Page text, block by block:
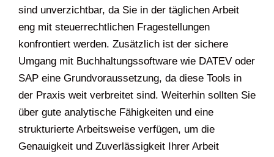
sind unverzichtbar, da Sie in der täglichen Arbeit
eng mit steuerrechtlichen Fragestellungen
konfrontiert werden. Zusätzlich ist der sichere
Umgang mit Buchhaltungssoftware wie DATEV oder
SAP eine Grundvoraussetzung, da diese Tools in
der Praxis weit verbreitet sind. Weiterhin sollten Sie
über gute analytische Fähigkeiten und eine
strukturierte Arbeitsweise verfügen, um die
Genauigkeit und Zuverlässigkeit Ihrer Arbeit